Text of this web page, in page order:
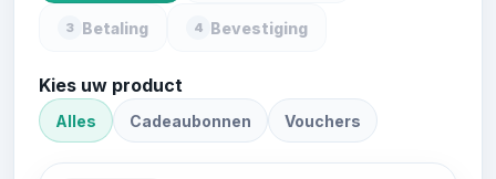
3 Betaling 4 Bevestiging
Kies uw product
Alles Cadeaubonnen Vouchers